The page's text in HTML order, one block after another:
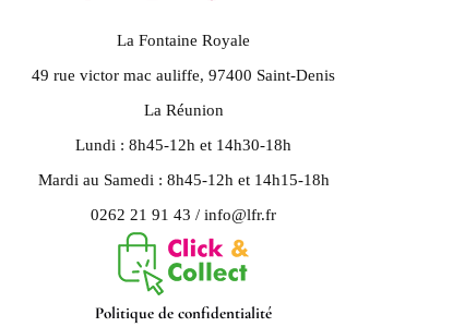
La Fontaine Royale
49 rue victor mac auliffe, 97400 Saint-Denis
La Réunion
Lundi : 8h45-12h et 14h30-18h
Mardi au Samedi : 8h45-12h et 14h15-18h
0262 21 91 43 / info@lfr.fr
Politique de confidentialité